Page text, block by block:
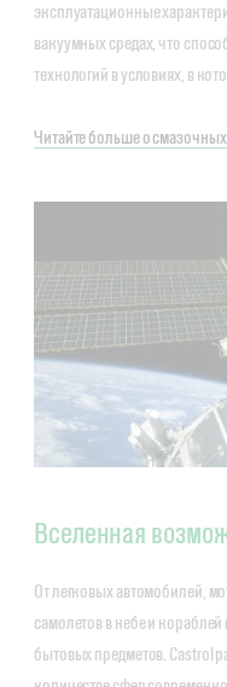
эксплуатационные
вакуумных средах, что
технологий в условиях, в
Читайте больше о
Вселенная
От легковых автомобилей,
самолетов в небе и
бытовых предметов. Castrol